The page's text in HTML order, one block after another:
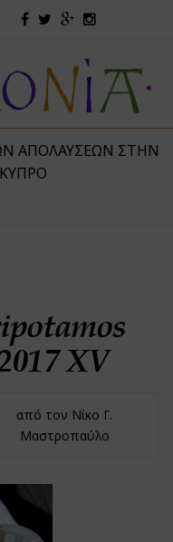
ΑΠΟΛΑΎΣΕΩΝ ΣΤΗΝ
ΧV
από τον Νίκο Γ.
Μαστροπαύλο